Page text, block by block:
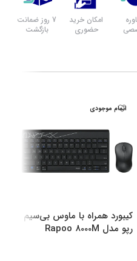
امکان خرید
حضوری
7 روز ضمانت
بازگشت
اتمام موجودی
کیبورد همراه با ماوس بی‌سیم
رپو مدل Rapoo 8000M